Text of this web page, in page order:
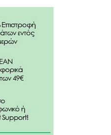
calcium
Magnesium Stearate,
vegetable
λακτόζη, ζάχαρη,